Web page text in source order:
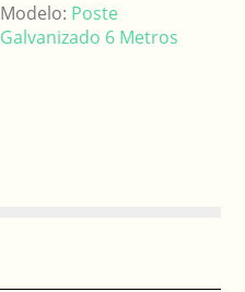
Modelo: Poste
Galvanizado 6 Metros